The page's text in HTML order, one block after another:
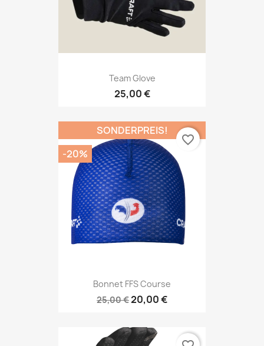
Team Glove
25,00 €
Bonnet FFS Course
25,00 €20,00 €
SONDERPREIS!
-20%
favorite_border